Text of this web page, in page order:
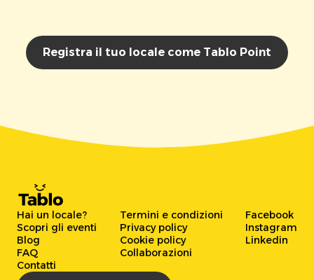
Registra il tuo locale come Tablo Point
Hai un locale?
Scopri gli eventi
Blog
FAQ
Contatti
Termini e condizioni
Privacy policy
Cookie policy
Collaborazioni
Facebook
Instagram
Linkedin